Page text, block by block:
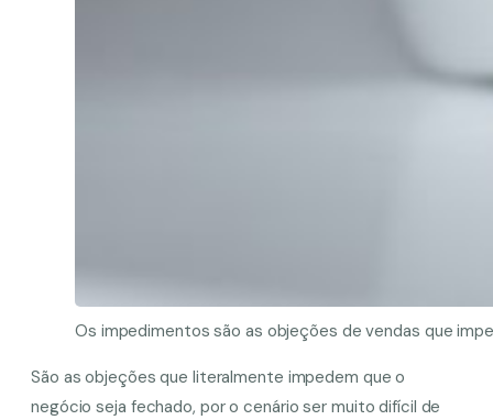
Os impedimentos são as objeções de vendas que
São as objeções que literalmente impedem que o
negócio seja fechado, por o cenário ser muito difícil de